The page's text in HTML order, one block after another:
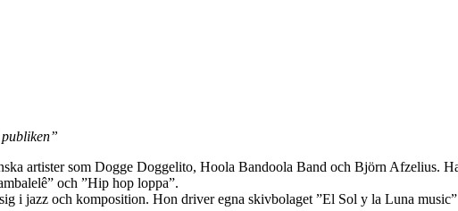
artister som Dogge Doggelito, Hoola Bandoola Band och Björn Afzelius.
och ”Hip hop loppa”.
i jazz och komposition. Hon driver egna skivbolaget ”El Sol y la Luna